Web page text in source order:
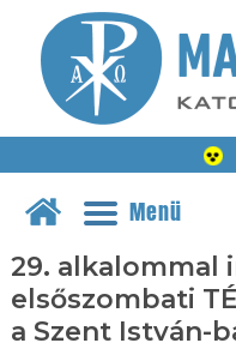
Menü
29. alkalommal
elsőszombati
a Szent István-